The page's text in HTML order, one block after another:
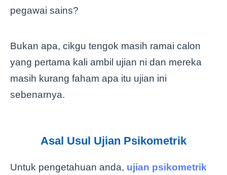
pegawai sains?
Bukan apa, cikgu tengok masih ramai calon
yang pertama kali ambil ujian ni dan mereka
masih kurang faham apa itu ujian ini
sebenarnya.
Asal Usul Ujian Psikometrik
Untuk pengetahuan anda, ujian psikometrik